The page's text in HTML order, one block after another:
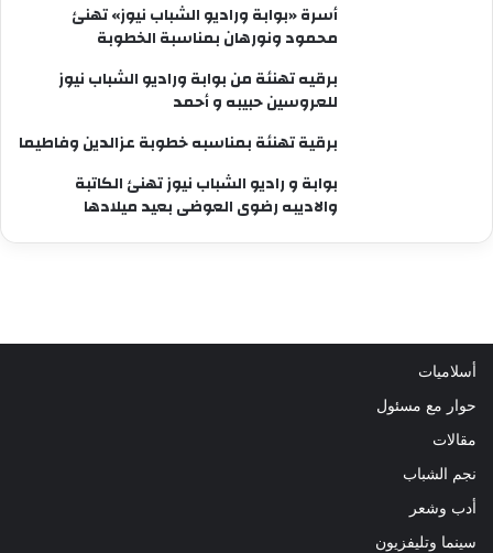
أسرة «بوابة وراديو الشباب نيوز» تهنئ
محمود ونورهان بمناسبة الخطوبة
برقيه تهنئة من بوابة وراديو الشباب نيوز
للعروسين حبيبه و أحمد
برقية تهنئة بمناسبه خطوبة عزالدين وفاطيما
بوابة و راديو الشباب نيوز تهنئ الكاتبة
والاديبه رضوى العوضى بعيد ميلادها
أسلاميات
حوار مع مسئول
مقالات
نجم الشباب
أدب وشعر
سينما وتليفزيون